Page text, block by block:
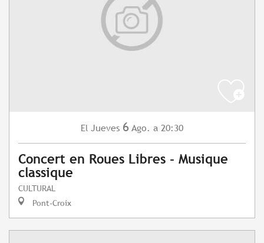
El Jueves 6 Ago. a 20:30
Concert en Roues Libres - Musique
classique
CULTURAL
Pont-Croix